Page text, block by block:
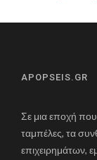
APOPSEIS.GR
Σε μια εποχή που
ταμπέλες, τα
επιχειρημάτων,